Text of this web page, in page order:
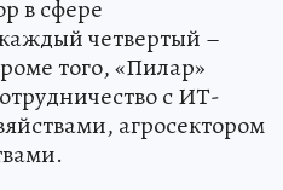
в сфере
четвертый –
того, «Пилар»
с ИТ-
агросектором